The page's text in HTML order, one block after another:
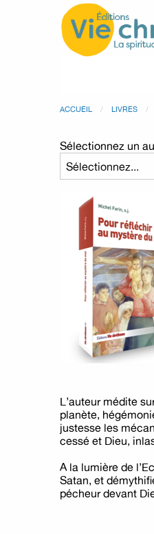
ACCUEIL LIVRES
Sélectionnez un
L’auteur médite
planète,
justesse les
cessé et Dieu,
A la lumière de
Satan, et
pécheur devant